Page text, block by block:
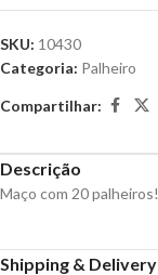
SKU: 10430
Categoria: Palheiro
Compartilhar:
Descrição
Maço com 20 palheiros!
Shipping & Delivery